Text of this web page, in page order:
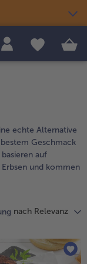
echte Alternative
Geschmack
auf
und kommen
nach Relevanz